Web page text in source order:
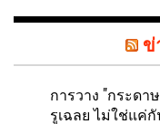
ข่
การวาง "กระดา
รูเฉลย ไม่ใช่แค่